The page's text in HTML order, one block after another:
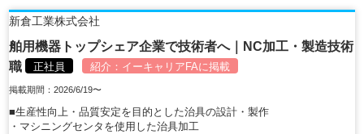
新倉工業株式会社
舶用機器トップシェア企業で技術者へ｜NC加工・製造技術
職
正社員 紹介： イーキャリアFAに掲載
掲載期間：2026/6/19〜
■生産性向上・品質安定を目的とした治具の設計・製作
・マシニングセンタを使用した治具加工